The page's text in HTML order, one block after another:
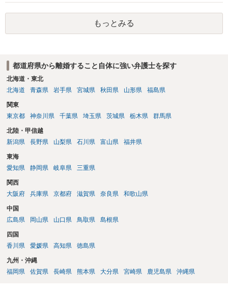
高いためです。 実務的には、ご相談者さまが転居する形で離婚協議等
を進める選択を採らざるを得ないことが圧倒的多数です。
もっとみる
都道府県から離婚すること自体に強い弁護士を探す
北海道・東北
北海道
青森県 岩手県 宮城県 秋田県 山形県 福島県
関東
東京都
神奈川県 千葉県 埼玉県 茨城県 栃木県 群馬県
北陸・甲信越
新潟県
長野県 山梨県 石川県 富山県 福井県
東海
愛知県
静岡県 岐阜県 三重県
関西
大阪府
兵庫県 京都府 滋賀県 奈良県 和歌山県
中国
広島県
岡山県 山口県 鳥取県 島根県
四国
香川県
愛媛県 高知県 徳島県
九州・沖縄
福岡県
佐賀県 長崎県 熊本県 大分県 宮崎県 鹿児島県 沖縄県